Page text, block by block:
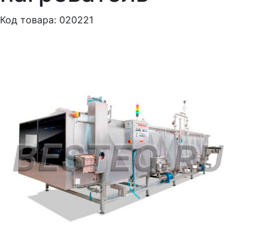
Код товара: 020221